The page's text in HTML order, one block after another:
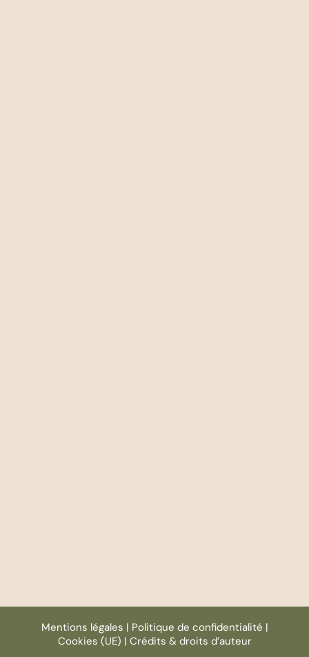
Mentions légales | Politique de confidentialité |
Cookies (UE) | Crédits & droits d’auteur